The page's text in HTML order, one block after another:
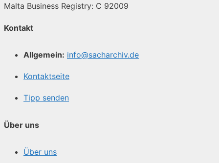
Malta Business Registry: C 92009
Kontakt
Allgemein: info@sacharchiv.de
Kontaktseite
Tipp senden
Über uns
Über uns